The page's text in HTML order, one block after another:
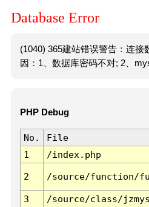
Database Error
(1040) 365建站错误警告：连接
因：1、数据库密码不对; 2、
PHP Debug
No. File
1
/index.php
2 /source/function/
3 /source/class/